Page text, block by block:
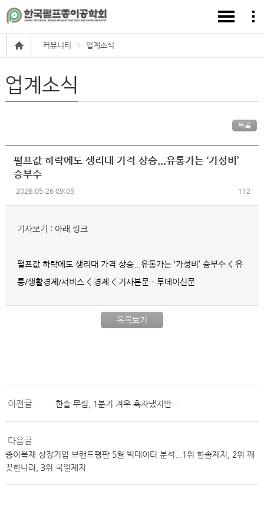
커뮤니티 업계소식
업계소식
목록
펄프값 하락에도 생리대 가격 상승...유통가는 ‘가성비’
승부수
2026.05.26 09:05 112
기사보기 : 아래 링크
펄프값 하락에도 생리대 가격 상승...유통가는 ‘가성비’ 승부수 < 유
통/생활경제/서비스 < 경제 < 기사본문 - 투데이신문
목록보기
이전글 한솔·무림, 1분기 겨우 흑자냈지만…
다음글
종이목재 상장기업 브랜드평판 5월 빅데이터 분석...1위 한솔제지, 2위 깨
끗한나라, 3위 국일제지